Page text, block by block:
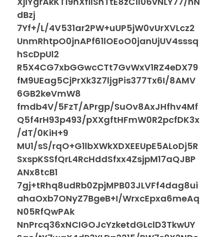
dBzj
7Yf+/L/4V531ar2PW+uUP5jW0vUrXVLcz2
UnmRhtpO0jnAPf61lOEoO0janUjUV4sssq
hScDpUl2
R5X4CG7xbGGwcCTt7GvWxV1RZ4eDX79
fM9UEag5CjPrXk3Z7ljgPis377Tx6I/8AMV
6GB2keVmW8
fmdb4V/5FzT/APrgp/SuOv8AxJHfhv4Mf
Q5f4rH93p493/pXXgftHFmW0R2pcfDK3x
/dT/0KiH+9
MU1/sS/rqO+G1lbXWkXDXEEUpE5ALoDj5R
SxspKSSfQrL4RcHddSfxx4ZsjpM17aQJBP
ANx8tcB1
7gj+tRhq8udRb0ZpjMPB03JLVFf4dag8ui
ahaOxb7ONyZ7BgeB+I/WrxcEpxa6meAq
N05RfQwPAk
NnPrcq36xNCIGOJcYzketdGLclD3TkwUY